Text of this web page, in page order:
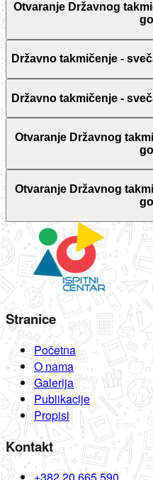
Otvaranje Državnog
Državno takmičenje -
Državno takmičenje -
Otvaranje Državnog
Otvaranje Državnog
Stranice
Početna
O nama
Galerija
Publikacije
Propisi
Kontakt